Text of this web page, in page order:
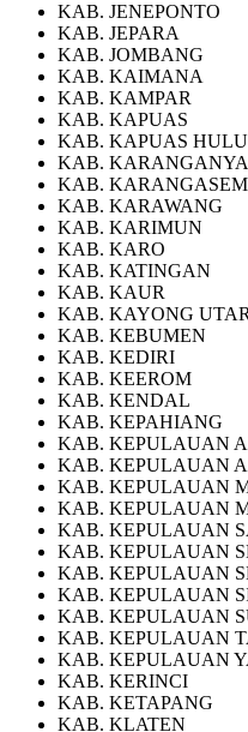
KAB. JENEPONTO
KAB. JEPARA
KAB. JOMBANG
KAB. KAIMANA
KAB. KAMPAR
KAB. KAPUAS
KAB. KAPUAS HULU
KAB.
KAB. KARANGASEM
KAB. KARAWANG
KAB. KARIMUN
KAB. KARO
KAB. KATINGAN
KAB. KAUR
KAB. KAYONG
KAB. KEBUMEN
KAB. KEDIRI
KAB. KEEROM
KAB. KENDAL
KAB. KEPAHIANG
KAB. KEPULAUAN
KAB. KEPULAUAN
KAB. KEPULAUAN
KAB. KEPULAUAN
KAB. KEPULAUAN
KAB. KEPULAUAN
KAB. KEPULAUAN
KAB. KEPULAUAN
KAB. KEPULAUAN
KAB. KEPULAUAN
KAB. KEPULAUAN
KAB. KERINCI
KAB. KETAPANG
KAB. KLATEN